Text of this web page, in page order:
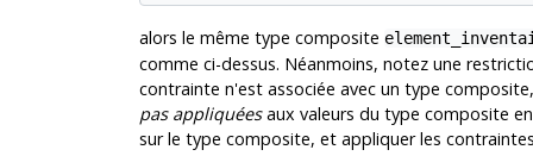
alors le même type composite
comme ci-dessus. Néanmoins, notez une
contrainte n'est associée avec un type
pas appliquéesaux valeurs du type composite
sur le type composite, et appliquer les